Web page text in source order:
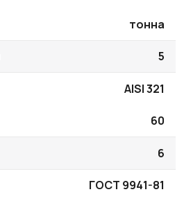
тонна
5
AISI 321
60
6
ГОСТ 9941-81